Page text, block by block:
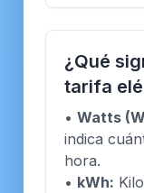
¿Qué
tarifa
• Watts
indica
hora.
• kWh: